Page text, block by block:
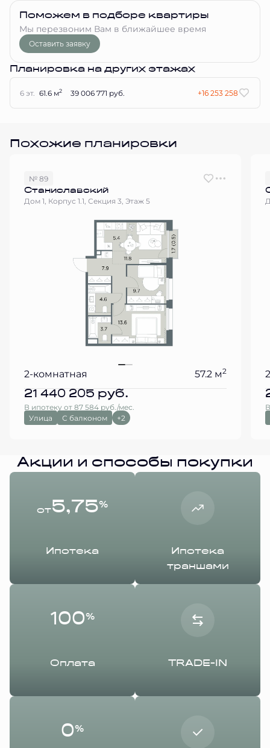
Поможем в подборе квартиры
Мы перезвоним Вам в ближайшее время
Оставить заявку
Планировка на других этажах
6 эт. 61.6 м2 39 006 771 руб. +16 253 258
Похожие планировки
№ 89
Станиславский
Дом 1, Корпус 1.1, Секция 3, Этаж 5
2-комнатная 57.2 м2
21 440 205 руб.
В ипотеку от 87 584 руб./мес.
Улица
С балконом +2
Акции и способы покупки
от5,75%
Ипотека
Ипотека
траншами
100%
Оплата TRADE-IN
0%